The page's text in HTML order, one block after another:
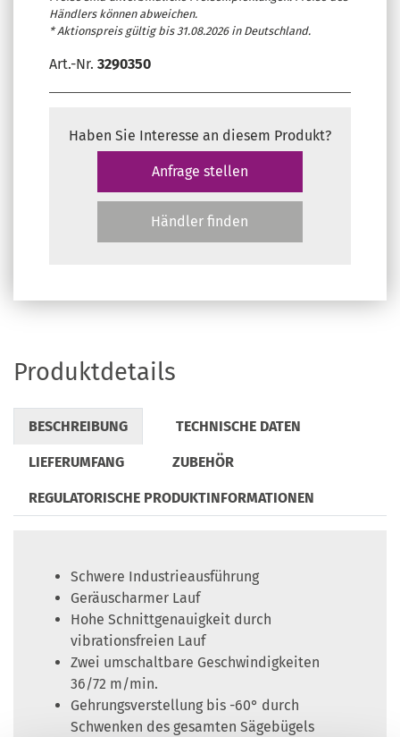
Händlers können abweichen.
* Aktionspreis gültig bis 31.08.2026 in Deutschland.
Art.-Nr. 3290350
Haben Sie Interesse an diesem Produkt?
Anfrage stellen
Händler finden
Produktdetails
BESCHREIBUNG TECHNISCHE DATEN
LIEFERUMFANG ZUBEHÖR
REGULATORISCHE PRODUKTINFORMATIONEN
Schwere Industrieausführung
Geräuscharmer Lauf
Hohe Schnittgenauigkeit durch
vibrationsfreien Lauf
Zwei umschaltbare Geschwindigkeiten
36/72 m/min.
Gehrungsverstellung bis -60° durch
Schwenken des gesamten Sägebügels